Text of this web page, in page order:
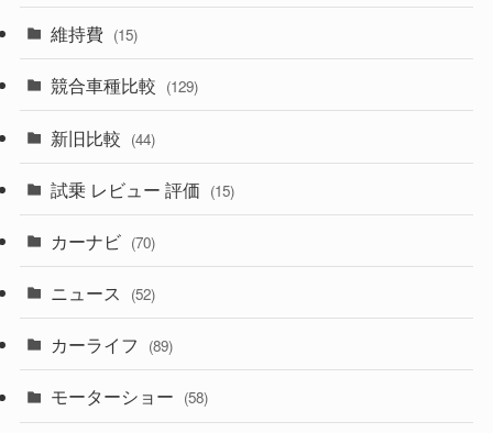
(357)
(328)
(194)
(230)
(253)
(85)
(84)
(14)
(222)
(50)
(43)
(6)
(9)
(58)
(28)
(27)
(26)
(3)
(3)
(5)
(1)
(5)
(7)
(5)
維持費 (15)
競合車種比較 (129)
新旧比較 (44)
試乗 レビュー 評価 (15)
カーナビ (70)
ニュース (52)
カーライフ (89)
モーターショー (58)